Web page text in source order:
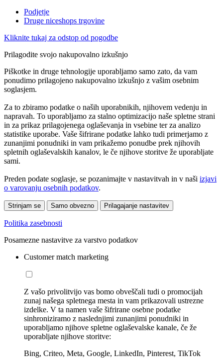
Podjetje
Druge niceshops trgovine
Kliknite tukaj za odstop od pogodbe
Prilagodite svojo nakupovalno izkušnjo
Piškotke in druge tehnologije uporabljamo samo zato, da vam
ponudimo prilagojeno nakupovalno izkušnjo z vašim osebnim
soglasjem.
Za to zbiramo podatke o naših uporabnikih, njihovem vedenju in
napravah. To uporabljamo za stalno optimizacijo naše spletne strani
in za prikaz prilagojenega oglaševanja in vsebine ter za analizo
statistike uporabe. Vaše šifrirane podatke lahko tudi primerjamo z
zunanjimi ponudniki in vam prikažemo ponudbe prek njihovih
spletnih oglaševalskih kanalov, le če njihove storitve že uporabljate
sami.
Preden podate soglasje, se pozanimajte v nastavitvah in v naši izjavi
o varovanju osebnih podatkov.
Strinjam se Samo obvezno Prilagajanje nastavitev
Politika zasebnosti
Posamezne nastavitve za varstvo podatkov
Customer match marketing
Z vašo privolitvijo vas bomo obveščali tudi o promocijah
zunaj našega spletnega mesta in vam prikazovali ustrezne
izdelke. V ta namen vaše šifrirane osebne podatke
sinhroniziramo z naslednjimi zunanjimi ponudniki in
uporabljamo njihove spletne oglaševalske kanale, če že
uporabljate njihove storitve:
Bing, Criteo, Meta, Google, LinkedIn, Pinterest, TikTok